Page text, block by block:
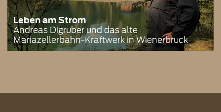
Leben am Strom
Andreas Digruber und das alte
Mariazellerbahn-Kraftwerk in Wienerbruck